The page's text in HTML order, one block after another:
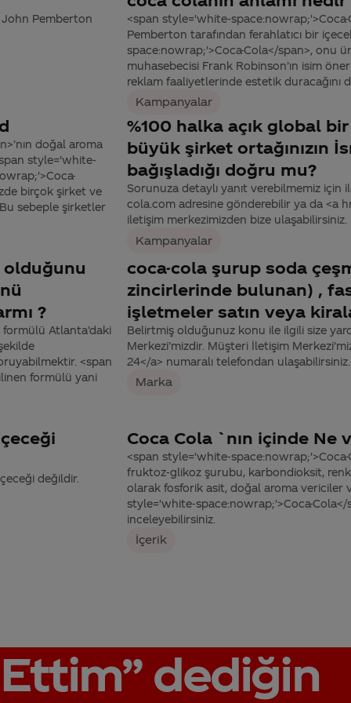
John Pemberton
<span style='white-space:nowrap;'>Coca-
Pemberton tarafından ferahlatıcı bir
space:nowrap;'>Coca-Cola</span>, onu
muhasebecisi Frank Robinson’ın isim
reklam faaliyetlerinde estetik duracağını
Kampanyalar
doğal aroma
style='white-
birçok şirket ve
sebeple şirketler
%100 halka açık global
büyük şirket ortağınızın
bağışladığı doğru mu?
Sorunuza detaylı yanıt verebilmemiz için
cola.com adresine gönderebilir ya da <a
iletişim merkezimizden bize ulaşabilirsiniz.
Kampanyalar
olduğunu
?
Atlanta’daki
<span
formülü yani
coca-cola şurup soda
zincirlerinde bulunan) ,
işletmeler satın veya
Belirtmiş olduğunuz konu ile ilgili size
Merkezi’mizdir. Müşteri İletişim
24</a> numaralı telefondan ulaşabilirsiniz.
Marka
değildir.
Coca Cola `nın içinde Ne
<span style='white-space:nowrap;'>Coca-
fruktoz-glikoz şurubu, karbondioksit,
olarak fosforik asit, doğal aroma vericiler
style='white-space:nowrap;'>Coca-
inceleyebilirsiniz.
İçerik
dediğin